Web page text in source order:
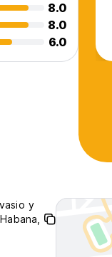
8.0
8.0
6.0
y